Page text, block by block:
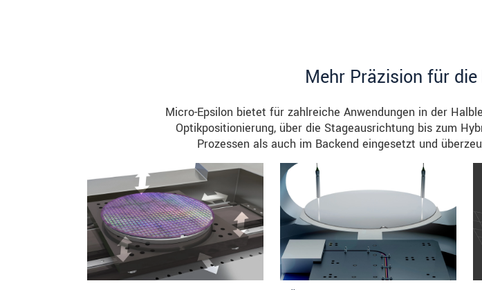
Mehr Präzision für
Micro-Epsilon bietet für zahlreiche Anwendungen in der
Optikpositionierung, über die Stageausrichtung bis zum
Prozessen als auch im Backend eingesetzt und